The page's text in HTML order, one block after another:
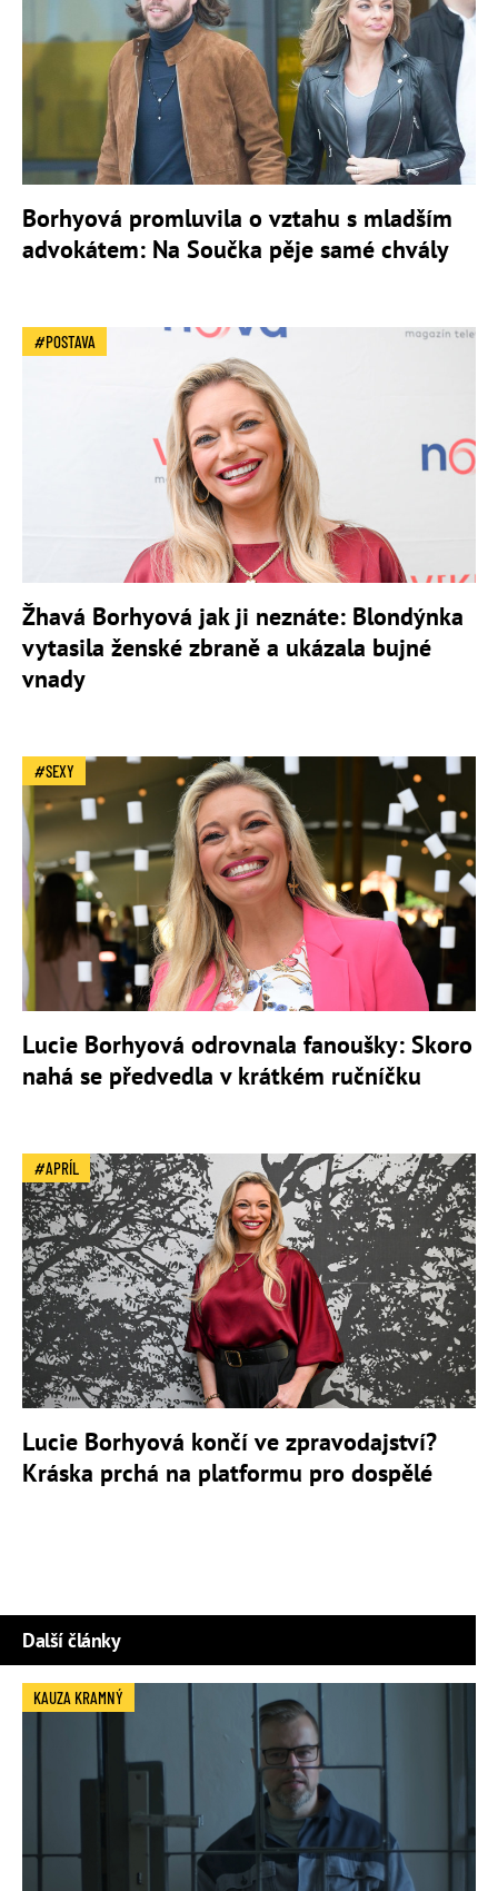
Borhyová promluvila o vztahu s mladším
advokátem: Na Součka pěje samé chvály
POSTAVA
Žhavá Borhyová jak ji neznáte: Blondýnka
vytasila ženské zbraně a ukázala bujné
vnady
SEXY
Lucie Borhyová odrovnala fanoušky: Skoro
nahá se předvedla v krátkém ručníčku
APRÍL
Lucie Borhyová končí ve zpravodajství?
Kráska prchá na platformu pro dospělé
Další články
KAUZA KRAMNÝ